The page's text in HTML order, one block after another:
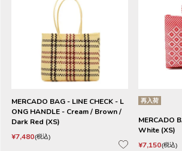
MERCADO BAG - LINE CHECK - L
ONG HANDLE - Cream / Brown /
Dark Red (XS)
¥7,480 税込
再入荷
MERCADO
White (XS)
¥7,150 税込